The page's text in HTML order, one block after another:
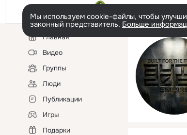
Мы используем cookie-файлы, чтобы
законный представитель. Больше
Левая
колонкаГлавная
Видео
Группы
Люди
Публикации
Игры
Подарки